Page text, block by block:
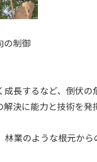
の制御
長するなど、倒伏の
決に能力と技術を
業のような根元か